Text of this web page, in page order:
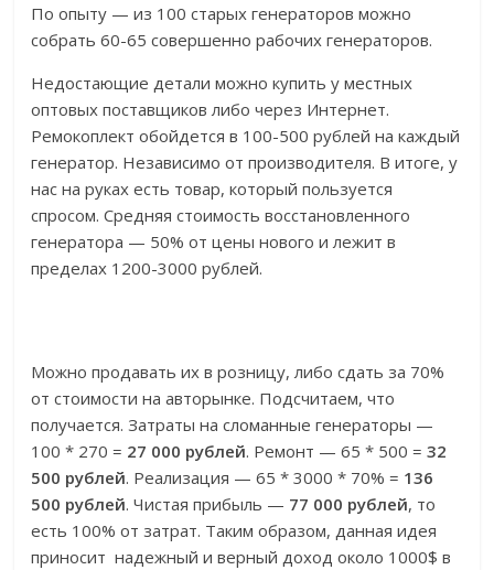
По опыту — из 100 старых генераторов можно
собрать 60-65 совершенно рабочих генераторов.
Недостающие детали можно купить у местных
оптовых поставщиков либо через Интернет.
Ремокоплект обойдется в 100-500 рублей на каждый
генератор. Независимо от производителя. В итоге, у
нас на руках есть товар, который пользуется
спросом. Средняя стоимость восстановленного
генератора — 50% от цены нового и лежит в
пределах 1200-3000 рублей.
Можно продавать их в розницу, либо сдать за 70%
от стоимости на авторынке. Подсчитаем, что
получается. Затраты на сломанные генераторы —
100 * 270 = 27 000 рублей. Ремонт — 65 * 500 =32
500 рублей. Реализация — 65 * 3000 * 70% = 136
500 рублей. Чистая прибыль — 77 000 рублей, то
есть 100% от затрат. Таким образом, данная идея
приносит надежный и верный доход около 1000$ в